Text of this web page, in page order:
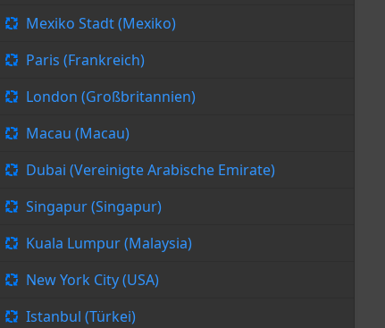
Mexiko Stadt (Mexiko)
Paris (Frankreich)
London (Großbritannien)
Macau (Macau)
Dubai (Vereinigte Arabische Emirate)
Singapur (Singapur)
Kuala Lumpur (Malaysia)
New York City (USA)
Istanbul (Türkei)